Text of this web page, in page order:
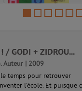
! / GODI + ZIDROU...
Auteur | 2009
temps pour retrouver
l'école. Et puisque